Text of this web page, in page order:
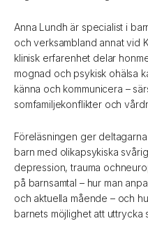
Anna Lundh är specialist i
och verksambland annat vid
klinisk erfarenhet delar
mognad och psykisk ohälsa
känna och kommunicera –
somfamiljekonflikter och
Föreläsningen ger
barn med olikapsykiska
depression, trauma
på barnsamtal – hur man
och aktuella mående – och
barnets möjlighet att uttrycka